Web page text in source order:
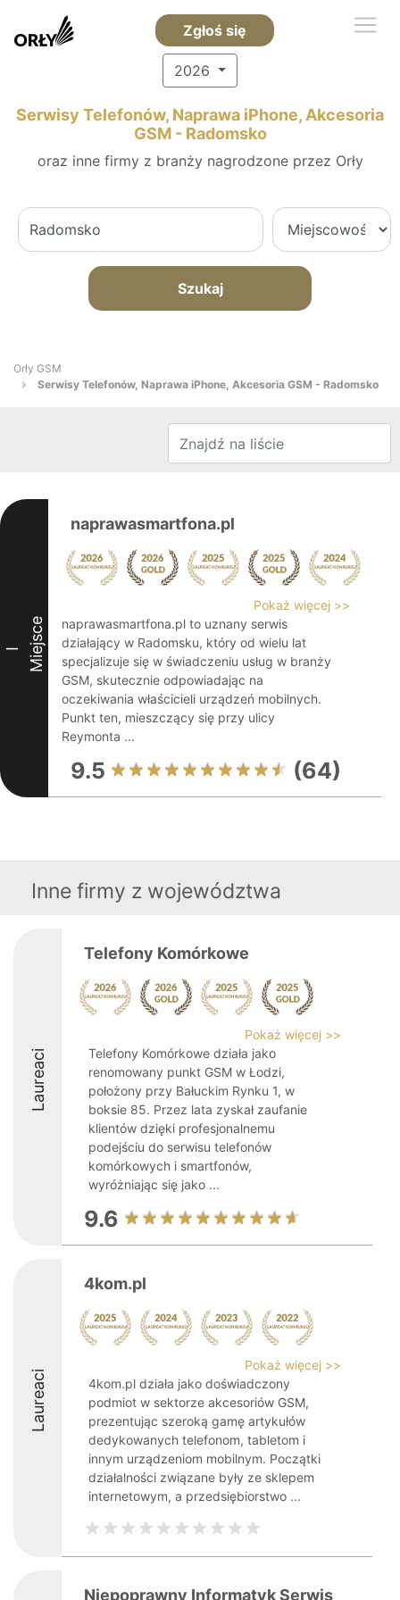
Zgłoś się
2026
Serwisy Telefonów, Naprawa iPhone, Akcesoria
GSM - Radomsko
oraz inne firmy z branży nagrodzone przez Orły
Szukaj
Orły GSM
Serwisy Telefonów, Naprawa iPhone, Akcesoria GSM - Radomsko
I Miejsce
naprawasmartfona.pl
Pokaż więcej >>
naprawasmartfona.pl to uznany serwis
działający w Radomsku, który od wielu lat
specjalizuje się w świadczeniu usług w branży
GSM, skutecznie odpowiadając na
oczekiwania właścicieli urządzeń mobilnych.
Punkt ten, mieszczący się przy ulicy
Reymonta ...
9.5 (64)
Inne firmy z województwa
Laureaci
Telefony Komórkowe
Pokaż więcej >>
Telefony Komórkowe działa jako
renomowany punkt GSM w Łodzi,
położony przy Bałuckim Rynku 1, w
boksie 85. Przez lata zyskał zaufanie
klientów dzięki profesjonalnemu
podejściu do serwisu telefonów
komórkowych i smartfonów,
wyróżniając się jako ...
9.6
Laureaci
4kom.pl
Pokaż więcej >>
4kom.pl działa jako doświadczony
podmiot w sektorze akcesoriów GSM,
prezentując szeroką gamę artykułów
dedykowanych telefonom, tabletom i
innym urządzeniom mobilnym. Początki
działalności związane były ze sklepem
internetowym, a przedsiębiorstwo ...
Niepoprawny Informatyk Serwis